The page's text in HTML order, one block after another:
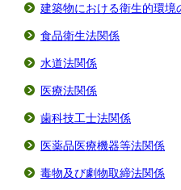
建築物における衛生的環境
食品衛生法関係
水道法関係
医療法関係
歯科技工士法関係
医薬品医療機器等法関係
毒物及び劇物取締法関係